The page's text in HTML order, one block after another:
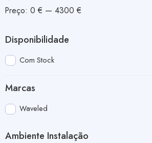
Preço: 0 € — 4300 €
Disponibilidade
Com Stock
Marcas
Waveled
Ambiente Instalação